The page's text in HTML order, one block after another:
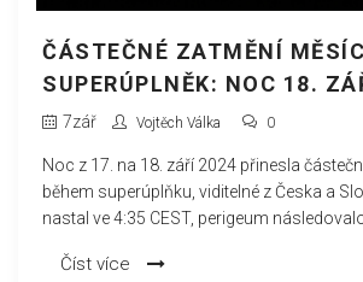
ČÁSTEČNÉ ZATMĚNÍ
SUPERÚPLNĚK: NOC 18.
NAD ČESKEM A
7zář Vojtěch Válka 0
Noc z 17. na 18. září 2024 přinesla
během superúplňku, viditelné z Česka a
nastal ve 4:35 CEST, perigeum
minut. Na obloze dělal Měsíci společnost
Číst více